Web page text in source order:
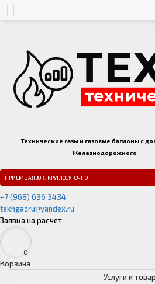
Технические газы и газовые баллоны с
Железнодорожного
ПРИЕМ ЗАЯВОК: КРУГЛОСУТОЧНО
+7 (968) 636 3434
tekhgazru@yandex.ru
Заявка на расчет
0
Корзина
Услуги и